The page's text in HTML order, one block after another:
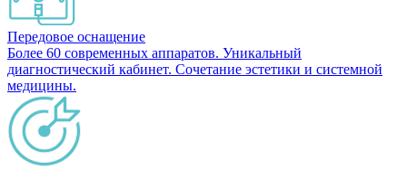
Передовое оснащение
Более 60 современных аппаратов. Уникальный
диагностический кабинет. Сочетание эстетики и системной
медицины.